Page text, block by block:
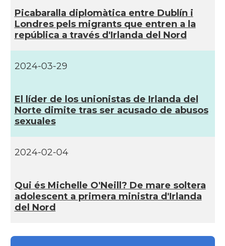
Picabaralla diplomàtica entre Dublí­n i
Londres pels migrants que entren a la
república a través d'Irlanda del Nord
2024-03-29
El lí­der de los unionistas de Irlanda del
Norte dimite tras ser acusado de abusos
sexuales
2024-02-04
Qui és Michelle O'Neill? De mare soltera
adolescent a primera ministra d'Irlanda
del Nord